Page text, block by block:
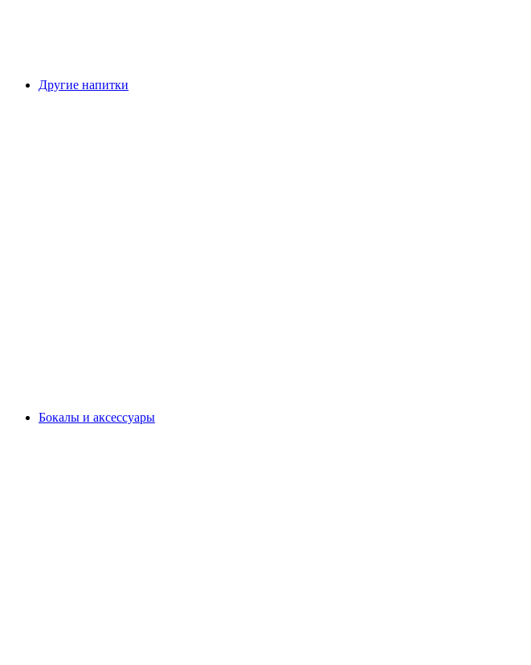
Другие напитки
Бокалы и аксессуары